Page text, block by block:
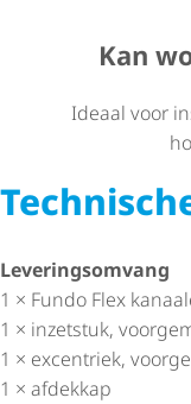
Kan
Ideaal voor
Leve­rings­om­vang
1 × Fundo Flex
1 × inzetstuk,
1 × excentriek,
1 × afdekkap